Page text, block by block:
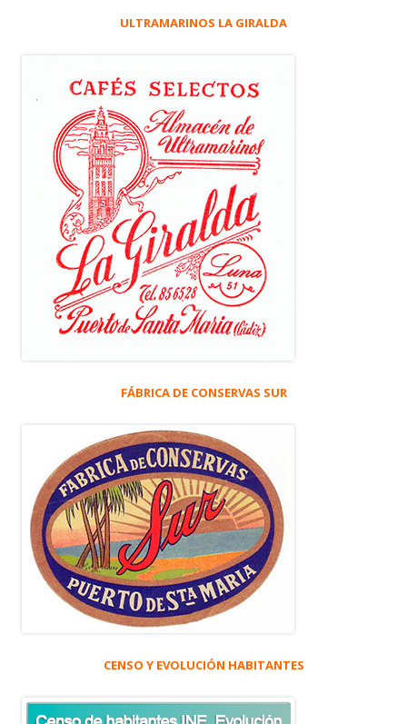
ULTRAMARINOS LA GIRALDA
FÁBRICA DE CONSERVAS SUR
CENSO Y EVOLUCIÓN HABITANTES